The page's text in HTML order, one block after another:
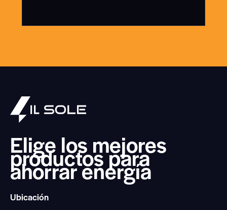
Elige los mejores
productospara
ahorrar energía
Ubicación